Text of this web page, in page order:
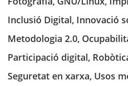
Inclusió Digital, Innovació
Metodologia 2.0,
Participació digital,
Seguretat en xarxa, Usos